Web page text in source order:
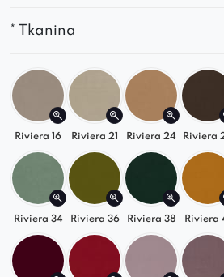
Wszechstronność
dodając wnętrzu
Zachęcamy do zapoznania się
odkrycia, jak Fibi Spider
wnętrze!
Krzesło jest dostępne w wielu
rodzajach tkanin, dzięki
dopasować do pozostałych
wnętrza. Jego ponadczasowa
* Tkanina
Riviera 16 Riviera 21 Riviera 24 Riviera
Riviera 34 Riviera 36 Riviera 38 Riviera